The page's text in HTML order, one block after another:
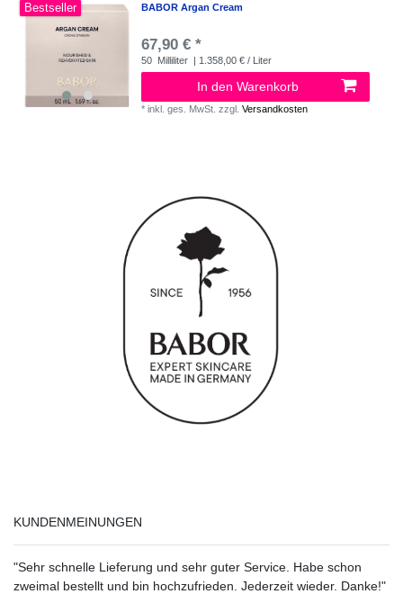
Bestseller BABOR Argan Cream
67,90 € *
50 Milliliter | 1.358,00 € / Liter
In den Warenkorb
*inkl. ges. MwSt. zzgl.Versandkosten
KUNDENMEINUNGEN
"Sehr schnelle Lieferung und sehr guter Service. Habe schon
zweimal bestellt und bin hochzufrieden. Jederzeit wieder. Danke!"